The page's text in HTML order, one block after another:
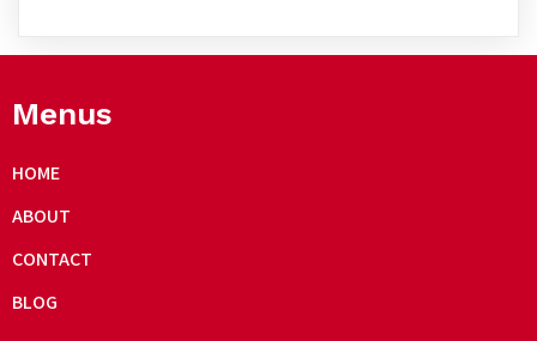
Menus
HOME
ABOUT
CONTACT
BLOG